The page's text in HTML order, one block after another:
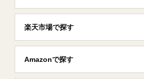
楽天市場で探す
Amazonで探す